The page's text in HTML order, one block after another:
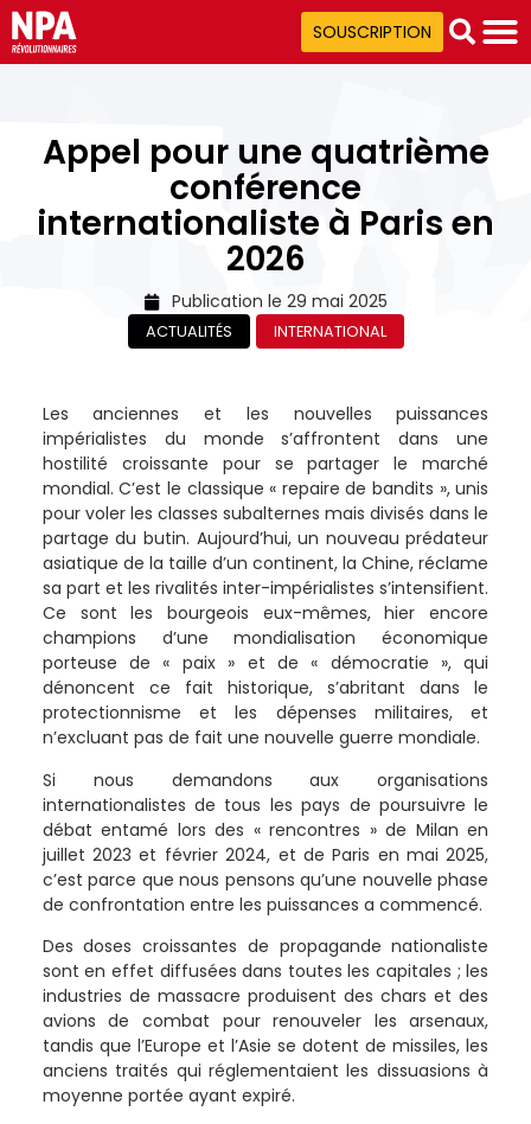
SOUSCRIPTION
Appel pour une quatrième
conférence
internationaliste à Paris en
2026
Publication le 29 mai 2025
ACTUALITÉS INTERNATIONAL
Les anciennes et les nouvelles puissances
impérialistes du monde s’affrontent dans une
hostilité croissante pour se partager le marché
mondial. C’est le classique « repaire de bandits », unis
pour voler les classes subalternes mais divisés dans le
partage du butin. Aujourd’hui, un nouveau prédateur
asiatique de la taille d’un continent, la Chine, réclame
sa part et les rivalités inter-impérialistes s’intensifient.
Ce sont les bourgeois eux-mêmes, hier encore
champions d’une mondialisation économique
porteuse de « paix » et de « démocratie », qui
dénoncent ce fait historique, s’abritant dans le
protectionnisme et les dépenses militaires, et
n’excluant pas de fait une nouvelle guerre mondiale.
Si nous demandons aux organisations
internationalistes de tous les pays de poursuivre le
débat entamé lors des « rencontres » de Milan en
juillet 2023 et février 2024, et de Paris en mai 2025,
c’est parce que nous pensons qu’une nouvelle phase
de confrontation entre les puissances a commencé.
Des doses croissantes de propagande nationaliste
sont en effet diffusées dans toutes les capitales ; les
industries de massacre produisent des chars et des
avions de combat pour renouveler les arsenaux,
tandis que l’Europe et l’Asie se dotent de missiles, les
anciens traités qui réglementaient les dissuasions à
moyenne portée ayant expiré.